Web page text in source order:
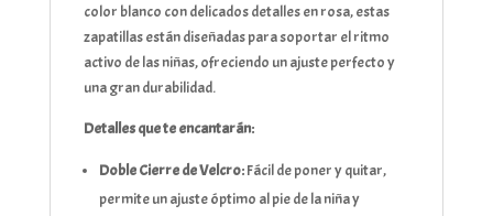
color blanco con delicados detalles en rosa, estas
zapatillas están diseñadas para soportar el ritmo
activo de las niñas, ofreciendo un ajuste perfecto y
una gran durabilidad.
Detalles que te encantarán:
Doble Cierre de Velcro:Fácil de poner y quitar,
permite un ajuste óptimo al pie de la niña y